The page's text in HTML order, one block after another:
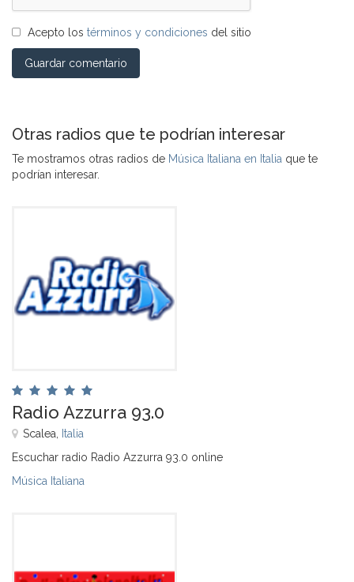
Acepto los términos y condiciones del sitio
Guardar comentario
Otras radios que te podrían interesar
Te mostramos otras radios de Música Italiana en Italia que te
podrían interesar.
Radio Azzurra 93.0
Scalea, Italia
Escuchar radio Radio Azzurra 93.0 online
Música Italiana